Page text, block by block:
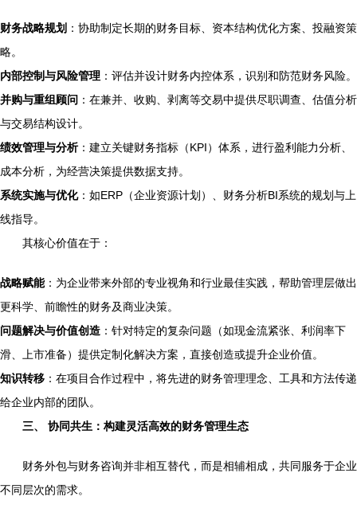
财务战略规划 ：协助制定长期的财务目标、资本结构优化方案、投融资策
略。
内部控制与风险管理 ：评估并设计财务内控体系，识别和防范财务风险。
并购与重组顾问 ：在兼并、收购、剥离等交易中提供尽职调查、估值分析
与交易结构设计。
绩效管理与分析：建立关键财务指标（KPI）体系，进行盈利能力分析、
成本分析，为经营决策提供数据支持。
系统实施与优化：如ERP（企业资源计划）、财务分析BI系统的规划与上
线指导。
其核心价值在于：
战略赋能：为企业带来外部的专业视角和行业最佳实践，帮助管理层做出
更科学、前瞻性的财务及商业决策。
问题解决与价值创造 ：针对特定的复杂问题（如现金流紧张、利润率下
滑、上市准备）提供定制化解决方案，直接创造或提升企业价值。
知识转移 ：在项目合作过程中，将先进的财务管理理念、工具和方法传递
给企业内部的团队。
三、 协同共生：构建灵活高效的财务管理生态
财务外包与财务咨询并非相互替代，而是相辅相成，共同服务于企业
不同层次的需求。